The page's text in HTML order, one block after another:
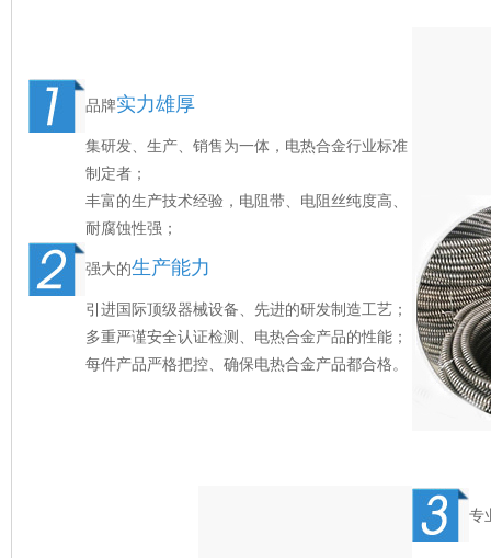
品牌实力雄厚
集研发、生产、销售为一体，电热合金行业标准
制定者；
丰富的生产技术经验，电阻带、电阻丝纯度高、
耐腐蚀性强；
强大的生产能力
引进国际顶级器械设备、先进的研发制造工艺；
多重严谨安全认证检测、电热合金产品的性能；
每件产品严格把控、确保电热合金产品都合格。
专